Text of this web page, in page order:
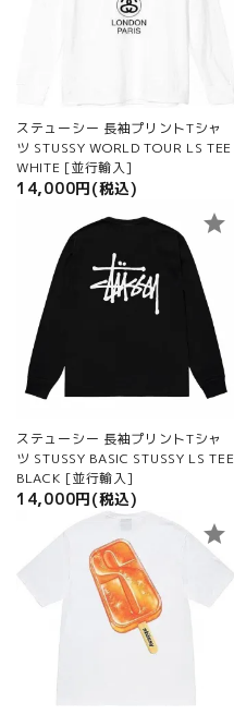
ステューシー 長袖プリントTシャ
ツ STUSSY WORLD TOUR LS TEE
WHITE [並行輸入]
14,000円(税込)
ステューシー 長袖プリントTシャ
ツ STUSSY BASIC STUSSY LS TEE
BLACK [並行輸入]
14,000円(税込)
star
star